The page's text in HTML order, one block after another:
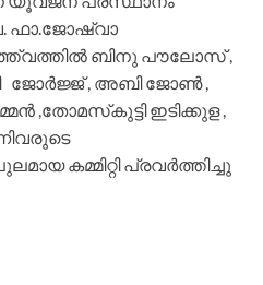
ഫാ.ജോഷ്വാ
ബിനു പൗലോസ് ,
ജോർജ്ജ്‌ , അബി ജോൺ ,
,തോമസ്‌കുട്ടി ഇടിക്കുള ,
കമ്മിറ്റി പ്രവർത്തിച്ചു